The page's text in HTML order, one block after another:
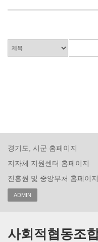
경기도, 시군 홈페이지
지자체 지원센터 홈페이지
진흥원 및 중앙부처 홈페이지
ADMIN
사회적협동조